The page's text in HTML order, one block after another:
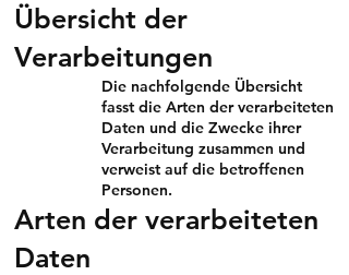
Übersicht der
Verarbeitungen
Die nachfolgende Übersicht
fasst die Arten der verarbeiteten
Daten und die Zwecke ihrer
Verarbeitung zusammen und
verweist auf die betroffenen
Personen.
Arten der verarbeiteten
Daten